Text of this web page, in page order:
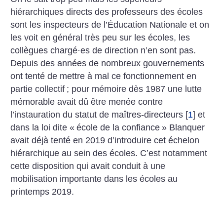
hiérarchiques directs des professeurs des écoles
sont les inspecteurs de l’Éducation Nationale et on
les voit en général très peu sur les écoles, les
collègues chargé·es de direction n’en sont pas.
Depuis des années de nombreux gouvernements
ont tenté de mettre à mal ce fonctionnement en
partie collectif ; pour mémoire dès 1987 une lutte
mémorable avait dû être menée contre
l’instauration du statut de maîtres-directeurs [1] et
dans la loi dite « école de la confiance » Blanquer
avait déjà tenté en 2019 d’introduire cet échelon
hiérarchique au sein des écoles. C’est notamment
cette disposition qui avait conduit à une
mobilisation importante dans les écoles au
printemps 2019.